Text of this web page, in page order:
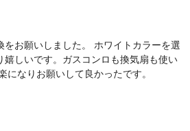
をお願いしました。 ホワイトカラーを選
嬉しいです。ガスコンロも換気扇も使い
になりお願いして良かったです。